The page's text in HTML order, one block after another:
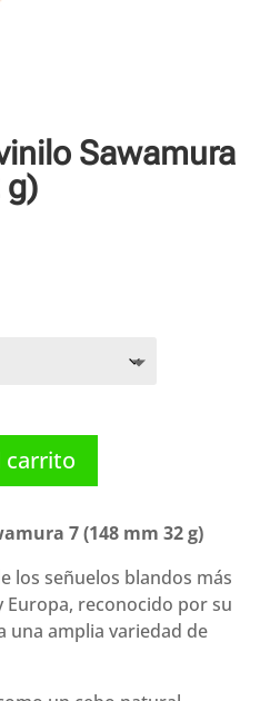
Sawamura
g)
carrito
7 (148 mm 32 g)
los señuelos blandos más
Europa, reconocido por su
una amplia variedad de